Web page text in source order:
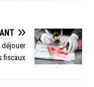
déjouer
fiscaux